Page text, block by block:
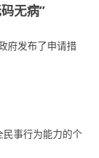
无病”
府发布了申请措
事行为能力的个